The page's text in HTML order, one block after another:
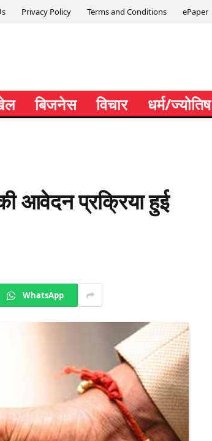
Privacy Policy Terms and Conditions ePaper
बिजनेस विचार धर्म/ज्योतिष
आवेदन प्रक्रिया हुई
WhatsApp